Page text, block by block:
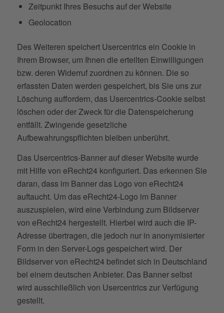
Zeitpunkt Ihres Besuchs auf der Website
Geolocation
Des Weiteren speichert Usercentrics ein Cookie in
Ihrem Browser, um Ihnen die erteilten Einwilligungen
bzw. deren Widerruf zuordnen zu können. Die so
erfassten Daten werden gespeichert, bis Sie uns zur
Löschung auffordern, das Usercentrics-Cookie selbst
löschen oder der Zweck für die Datenspeicherung
entfällt. Zwingende gesetzliche
Aufbewahrungspflichten bleiben unberührt.
Das Usercentrics-Banner auf dieser Website wurde
mit Hilfe von eRecht24 konfiguriert. Das erkennen Sie
daran, dass im Banner das Logo von eRecht24
auftaucht. Um das eRecht24-Logo im Banner
auszuspielen, wird eine Verbindung zum Bildserver
von eRecht24 hergestellt. Hierbei wird auch die IP-
Adresse übertragen, die jedoch nur in anonymisierter
Form in den Server-Logs gespeichert wird. Der
Bildserver von eRecht24 befindet sich in Deutschland
bei einem deutschen Anbieter. Das Banner selbst
wird ausschließlich von Usercentrics zur Verfügung
gestellt.